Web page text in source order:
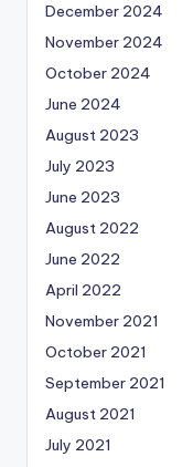
December 2024
November 2024
October 2024
June 2024
August 2023
July 2023
June 2023
August 2022
June 2022
April 2022
November 2021
October 2021
September 2021
August 2021
July 2021